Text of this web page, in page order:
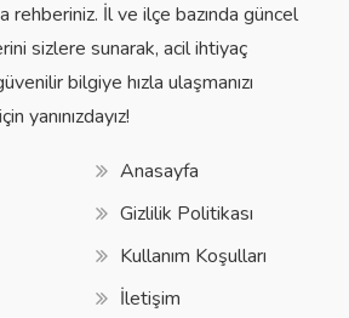
rehberiniz. İl ve ilçe bazında güncel
sizlere sunarak, acil ihtiyaç
bilgiye hızla ulaşmanızı
yanınızdayız!
Anasayfa
Gizlilik Politikası
Kullanım Koşulları
İletişim